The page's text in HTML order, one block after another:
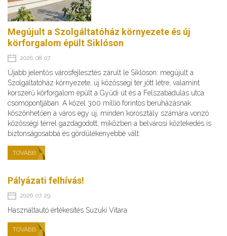
Megújult a Szolgáltatóház környezete és új
körforgalom épült Siklóson
2026. 08. 07.
Újabb jelentős városfejlesztés zárult le Siklóson: megújult a
Szolgáltatóház környezete, új közösségi tér jött létre, valamint
korszerű körforgalom épült a Gyűdi út és a Felszabadulás utca
csomópontjában. A közel 300 millió forintos beruházásnak
köszönhetően a város egy új, minden korosztály számára vonzó
közösségi térrel gazdagodott, miközben a belvárosi közlekedés is
biztonságosabbá és gördülékenyebbé vált.
TOVÁBB
Pályázati felhívás!
2026. 07. 29.
Használtautó értékesítés Suzuki Vitara
TOVÁBB